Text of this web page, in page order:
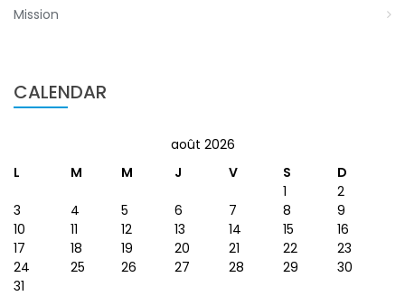
Mission
CALENDAR
août 2026
L
M M J V S
D
1
2
3
4 5 6 7 8
9
10
11 12 13 14 15
16
17
18 19 20 21 22
23
24
25 26 27 28 29
30
31